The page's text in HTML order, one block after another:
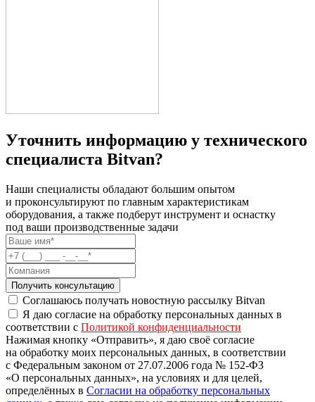
Уточнить информацию у технического
специалиста Bitvan?
Наши специалисты обладают большим опытом
и проконсультируют по главным характеристикам
оборудования, а также подберут инструмент и оснастку
под ваши производственные задачи
Получить консультацию
Соглашаюсь получать новостную рассылку Bitvan
Я даю согласие на обработку персональных данных в
соответствии с Политикой конфиденциальности
Нажимая кнопку «Отправить», я даю своё согласие
на обработку моих персональных данных, в соответствии
с Федеральным законом от 27.07.2006 года № 152-ФЗ
«О персональных данных», на условиях и для целей,
определённых в Согласии на обработку персональных